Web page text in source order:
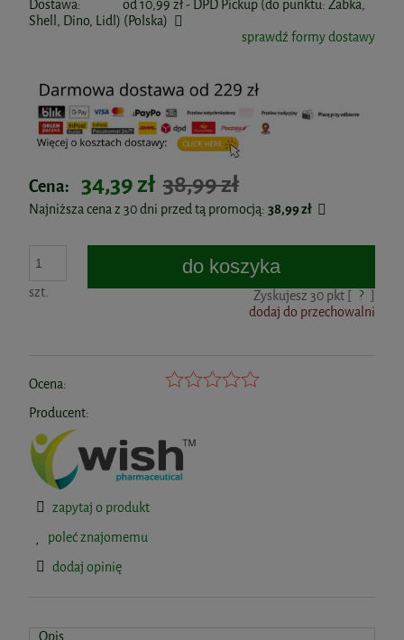
Dostawa:
od 10,99 zł- DPD Pickup (do punktu: Żabka,
Shell, Dino, Lidl) (Polska)
sprawdź formy dostawy
Cena: 34,39 zł 38,99 zł
Najniższa cena z 30 dni przed tą promocją: 38,99 zł
szt.
do koszyka
Zyskujesz 30pkt [ ? ]
dodaj do przechowalni
Ocena:
Producent:
zapytaj o produkt
poleć znajomemu
dodaj opinię
Opis